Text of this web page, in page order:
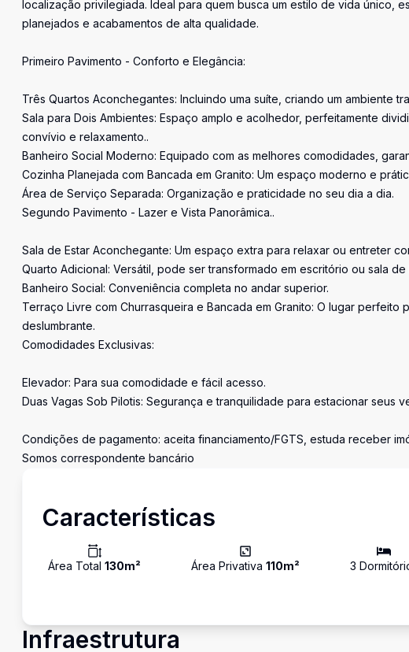
localização privilegiada. Ideal para quem busca um estilo de vida único,
planejados e acabamentos de alta qualidade.
Primeiro Pavimento - Conforto e Elegância:
Três Quartos Aconchegantes: Incluindo uma suíte, criando um ambiente
Sala para Dois Ambientes: Espaço amplo e acolhedor, perfeitamente
convívio e relaxamento..
Banheiro Social Moderno: Equipado com as melhores comodidades,
Cozinha Planejada com Bancada em Granito: Um espaço moderno e
Área de Serviço Separada: Organização e praticidade no seu dia a dia.
Segundo Pavimento - Lazer e Vista Panorâmica..
Sala de Estar Aconchegante: Um espaço extra para relaxar ou entreter
Quarto Adicional: Versátil, pode ser transformado em escritório ou sala de
Banheiro Social: Conveniência completa no andar superior.
Terraço Livre com Churrasqueira e Bancada em Granito: O lugar
deslumbrante.
Comodidades Exclusivas:
Elevador: Para sua comodidade e fácil acesso.
Duas Vagas Sob Pilotis: Segurança e tranquilidade para estacionar seus
Condições de pagamento: aceita financiamento/FGTS, estuda receber
Somos correspondente bancário
Características
Área Total 130m² Área Privativa 110m² 3
Infraestrutura